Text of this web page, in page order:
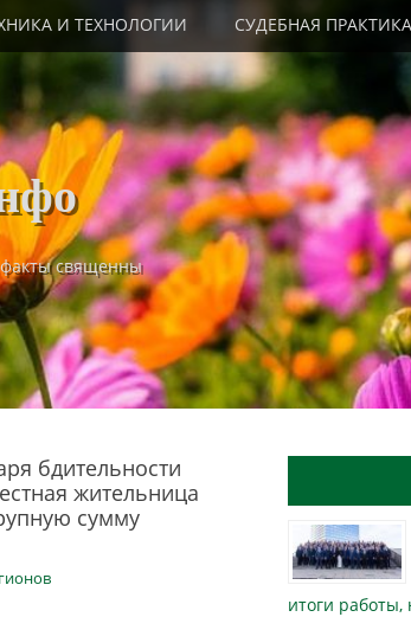
И ТЕХНОЛОГИИ СУДЕБНАЯ ПРАКТИКА
священны
бдительности
жительница
сумму
итоги